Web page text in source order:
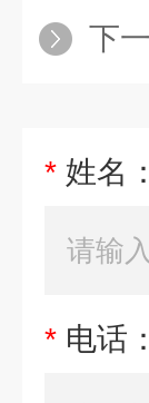
下
* 姓名：
* 电话：